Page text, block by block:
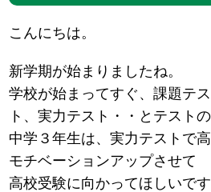
こんにちは。
新学期が始まりましたね。
学校が始まってすぐ、課題テ
ト、実力テスト・・とテスト
中学３年生は、実力テストで
モチベーションアップさせて
高校受験に向かってほしいです